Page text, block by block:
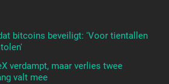
bitcoins beveiligt: 'Voor tientallen
verdampt, maar verlies twee
valt mee